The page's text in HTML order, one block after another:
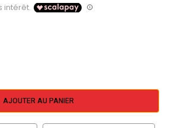
AJOUTER AU PANIER